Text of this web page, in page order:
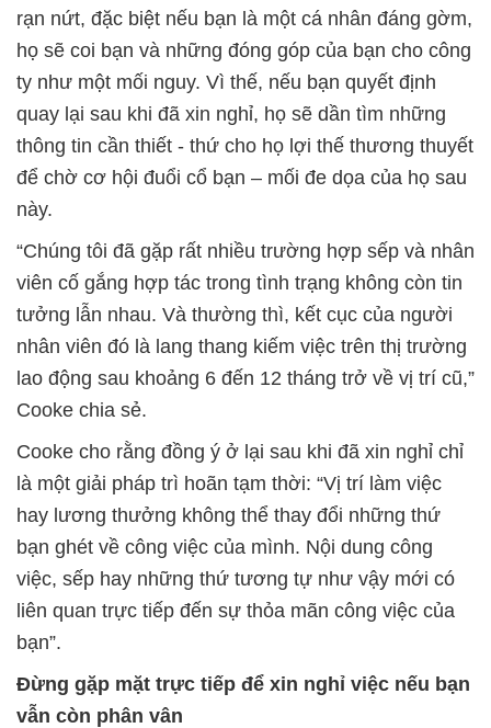
rạn nứt, đặc biệt nếu bạn là một cá nhân đáng gờm,
họ sẽ coi bạn và những đóng góp của bạn cho công
ty như một mối nguy. Vì thế, nếu bạn quyết định
quay lại sau khi đã xin nghỉ, họ sẽ dần tìm những
thông tin cần thiết - thứ cho họ lợi thế thương thuyết
để chờ cơ hội đuổi cổ bạn – mối đe dọa của họ sau
này.
“Chúng tôi đã gặp rất nhiều trường hợp sếp và nhân
viên cố gắng hợp tác trong tình trạng không còn tin
tưởng lẫn nhau. Và thường thì, kết cục của người
nhân viên đó là lang thang kiếm việc trên thị trường
lao động sau khoảng 6 đến 12 tháng trở về vị trí cũ,”
Cooke chia sẻ.
Cooke cho rằng đồng ý ở lại sau khi đã xin nghỉ chỉ
là một giải pháp trì hoãn tạm thời: “Vị trí làm việc
hay lương thưởng không thể thay đổi những thứ
bạn ghét về công việc của mình. Nội dung công
việc, sếp hay những thứ tương tự như vậy mới có
liên quan trực tiếp đến sự thỏa mãn công việc của
bạn”.
Đừng gặp mặt trực tiếp để xin nghỉ việc nếu bạn
vẫn còn phân vân